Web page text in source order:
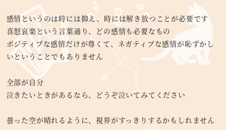
感情というのは時には抑え、時には解き放つことが必要です
喜怒哀楽という言葉通り、どの感情も必要なもの
ポジティブな感情だけが尊くて、ネガティブな感情が恥ずかし
いということでもありません
全部が自分
泣きたいときがあるなら、どうぞ泣いてみてください
曇った空が晴れるように、視界がすっきりするかもしれません